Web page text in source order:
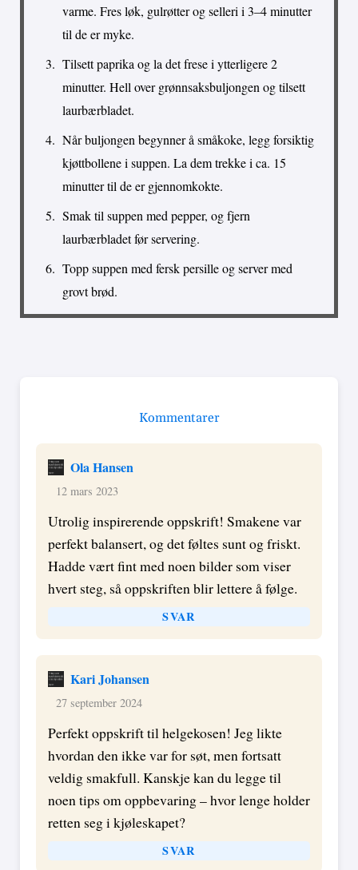
varme. Fres løk, gulrøtter og selleri i 3–4 minutter
til de er myke.
Tilsett paprika og la det frese i ytterligere 2
minutter. Hell over grønnsaksbuljongen og tilsett
laurbærbladet.
Når buljongen begynner å småkoke, legg forsiktig
kjøttbollene i suppen. La dem trekke i ca. 15
minutter til de er gjennomkokte.
Smak til suppen med pepper, og fjern
laurbærbladet før servering.
Topp suppen med fersk persille og server med
grovt brød.
Kommentarer
Ola Hansen
12 mars 2023
Utrolig inspirerende oppskrift! Smakene var
perfekt balansert, og det føltes sunt og friskt.
Hadde vært fint med noen bilder som viser
hvert steg, så oppskriften blir lettere å følge.
SVAR
Kari Johansen
27 september 2024
Perfekt oppskrift til helgekosen! Jeg likte
hvordan den ikke var for søt, men fortsatt
veldig smakfull. Kanskje kan du legge til
noen tips om oppbevaring – hvor lenge holder
retten seg i kjøleskapet?
SVAR